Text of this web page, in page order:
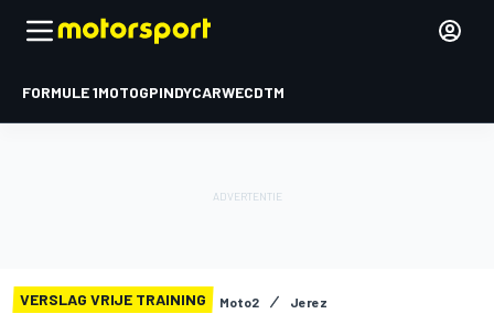
FORMULE 1MOTOGPINDYCARWECDTM
VERSLAG VRIJE TRAINING Moto2 Jerez